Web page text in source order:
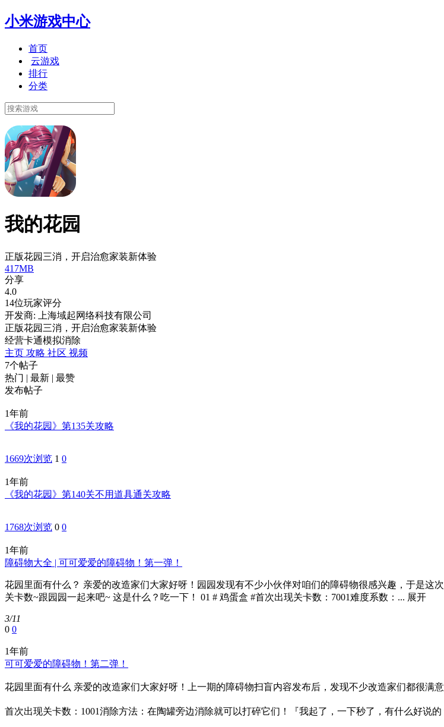
小米游戏中心
首页
云游戏
排行
分类
我的花园
正版花园三消，开启治愈家装新体验
417MB
分享
4.0
14位玩家评分
开发商: 上海域起网络科技有限公司
正版花园三消，开启治愈家装新体验
经营卡通模拟消除
主页 攻略 社区 视频
7个帖子
热门 | 最新 | 最赞
发布帖子
1年前
《我的花园》第135关攻略
1669次浏览 1 0
1年前
《我的花园》第140关不用道具通关攻略
1768次浏览 0 0
1年前
障碍物大全 | 可可爱爱的障碍物！第一弹！
花园里面有什么？ 亲爱的改造家们大家好呀！园园发现有不少小伙伴对咱们的障碍物很感兴趣，于是这
关卡数~跟园园一起来吧~ 这是什么？吃一下！ 01 # 鸡蛋盒 #首次出现关卡数：7001难度系数：... 展开
3/11
0 0
1年前
可可爱爱的障碍物！第二弹！
花园里面有什么 亲爱的改造家们大家好呀！上一期的障碍物扫盲内容发布后，发现不少改造家们都很满
首次出现关卡数：1001消除方法：在陶罐旁边消除就可以打碎它们！『我起了，一下秒了，有什么好说的